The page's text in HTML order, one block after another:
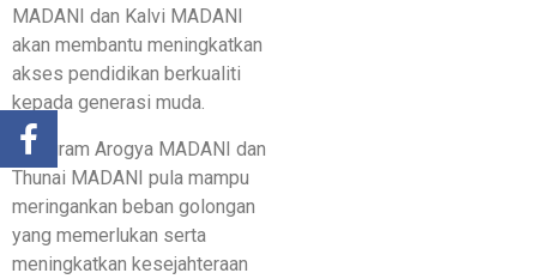
MADANI dan Kalvi MADANI
akan membantu meningkatkan
akses pendidikan berkualiti
kepada generasi muda.
“Program Arogya MADANI dan
Thunai MADANI pula mampu
meringankan beban golongan
yang memerlukan serta
meningkatkan kesejahteraan